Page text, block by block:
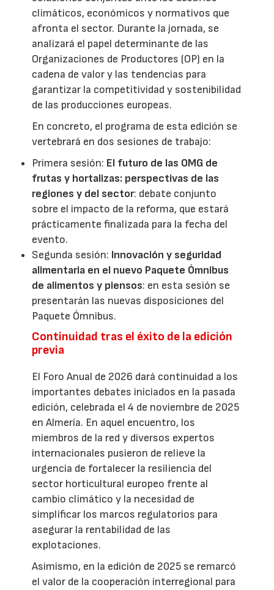
climáticos, económicos y normativos que
afronta el sector. Durante la jornada, se
analizará el papel determinante de las
Organizaciones de Productores (OP) en la
cadena de valor y las tendencias para
garantizar la competitividad y sostenibilidad
de las producciones europeas.
En concreto, el programa de esta edición se
vertebrará en dos sesiones de trabajo:
Primera sesión: El futuro de las OMG de
frutas y hortalizas: perspectivas de las
regiones y del sector: debate conjunto
sobre el impacto de la reforma, que estará
prácticamente finalizada para la fecha del
evento.
Segunda sesión: Innovación y seguridad
alimentaria en el nuevo Paquete Ómnibus
de alimentos y piensos: en esta sesión se
presentarán las nuevas disposiciones del
Paquete Ómnibus.
Continuidad tras el éxito de la edición
previa
El Foro Anual de 2026 dará continuidad a los
importantes debates iniciados en la pasada
edición, celebrada el 4 de noviembre de 2025
en Almería. En aquel encuentro, los
miembros de la red y diversos expertos
internacionales pusieron de relieve la
urgencia de fortalecer la resiliencia del
sector horticultural europeo frente al
cambio climático y la necesidad de
simplificar los marcos regulatorios para
asegurar la rentabilidad de las
explotaciones.
Asimismo, en la edición de 2025 se remarcó
el valor de la cooperación interregional para